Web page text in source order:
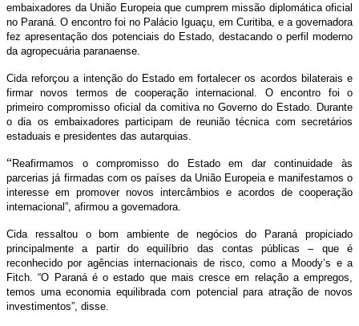
embaixadores da União Europeia que cumprem missão diplomática oficial
no Paraná. O encontro foi no Palácio Iguaçu, em Curitiba, e a governadora
fez apresentação dos potenciais do Estado, destacando o perfil moderno
da agropecuária paranaense.
Cida reforçou a intenção do Estado em fortalecer os acordos bilaterais e
firmar novos termos de cooperação internacional. O encontro foi o
primeiro compromisso oficial da comitiva no Governo do Estado. Durante
o dia os embaixadores participam de reunião técnica com secretários
estaduais e presidentes das autarquias.
“Reafirmamos o compromisso do Estado em dar continuidade às
parcerias já firmadas com os países da União Europeia e manifestamos o
interesse em promover novos intercâmbios e acordos de cooperação
internacional”, afirmou a governadora.
Cida ressaltou o bom ambiente de negócios do Paraná propiciado
principalmente a partir do equilíbrio das contas públicas – que é
reconhecido por agências internacionais de risco, como a Moody’s e a
Fitch. “O Paraná é o estado que mais cresce em relação a empregos,
temos uma economia equilibrada com potencial para atração de novos
investimentos”, disse.